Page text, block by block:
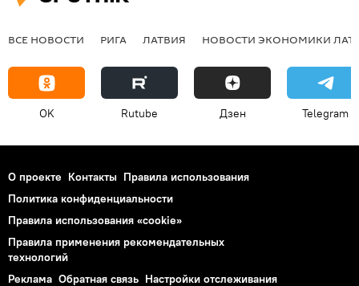
ВСЕ НОВОСТИ РИГА ЛАТВИЯ НОВОСТИ ЭКОНОМИКИ
OK Rutube Дзен Telegram
О проекте Контакты Правила использования
Политика конфиденциальности
Правила использования «cookie»
Правила применения рекомендательных
технологий
Реклама Обратная связь Настройки отслеживания